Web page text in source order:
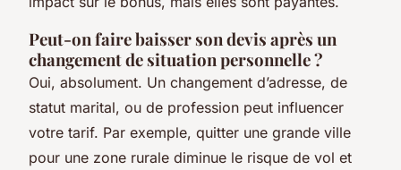
Peut-on faire baisser son devis après un
changement de situation personnelle ?
Oui, absolument. Un changement d’adresse, de
statut marital, ou de profession peut influencer
votre tarif. Par exemple, quitter une grande ville
pour une zone rurale diminue le risque de vol et